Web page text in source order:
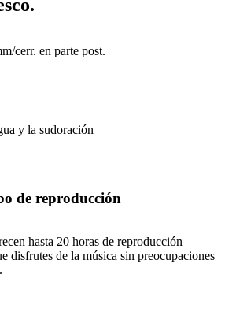
cerr. en parte post.
y la sudoración
de reproducción
hasta 20 horas de reproducción
disfrutes de la música sin preocupaciones